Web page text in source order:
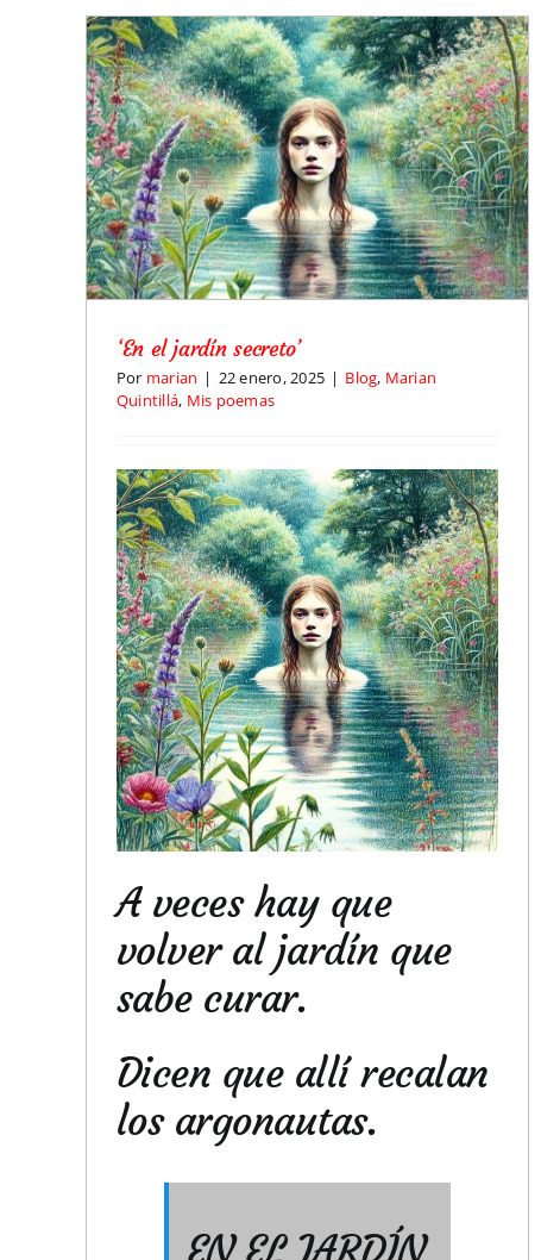
‘En el jardín secreto’
Por marian | 22 enero, 2025 | Blog, Marian
Quintillá, Mis poemas
A veces hay que
volver al jardín que
sabe curar.
Dicen que allí recalan
los argonautas.
«En la foscor és quan les espurnes brillen…» Reseña de
Lletres Voladores sobre «El Jardín incandescente»
Blog Mis poemas